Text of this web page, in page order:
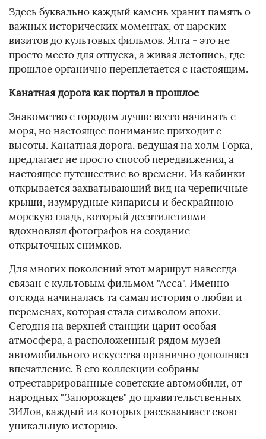
Здесь буквально каждый камень хранит память о
важных исторических моментах, от царских
визитов до культовых фильмов. Ялта - это не
просто место для отпуска, а живая летопись, где
прошлое органично переплетается с настоящим.
Канатная дорога как портал в прошлое
Знакомство с городом лучше всего начинать с
моря, но настоящее понимание приходит с
высоты. Канатная дорога, ведущая на холм Горка,
предлагает не просто способ передвижения, а
настоящее путешествие во времени. Из кабинки
открывается захватывающий вид на черепичные
крыши, изумрудные кипарисы и бескрайнюю
морскую гладь, который десятилетиями
вдохновлял фотографов на создание
открыточных снимков.
Для многих поколений этот маршрут навсегда
связан с культовым фильмом "Асса". Именно
отсюда начиналась та самая история о любви и
переменах, которая стала символом эпохи.
Сегодня на верхней станции царит особая
атмосфера, а расположенный рядом музей
автомобильного искусства органично дополняет
впечатление. В его коллекции собраны
отреставрированные советские автомобили, от
народных "Запорожцев" до правительственных
ЗИЛов, каждый из которых рассказывает свою
уникальную историю.